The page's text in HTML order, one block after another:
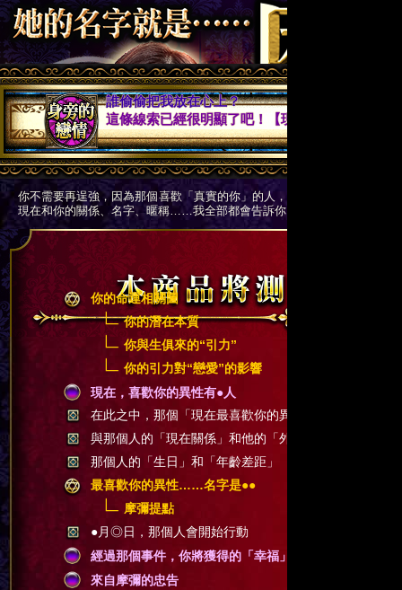
誰偷偷把我放在心上？
這條線索已經很明顯了吧！【現在喜歡你的異性
你不需要再逞強，因為那個喜歡「真實的你」的人，其實一直就在你身邊
現在和你的關係、名字、暱稱……我全部都會告訴你。而你，只需要「察
你的命運相關圖
你的潛在本質
你與生俱來的“引力”
你的引力對“戀愛”的影響
現在，喜歡你的異性有●人
在此之中，那個「現在最喜歡你的異性」眼中你最吸引
與那個人的「現在關係」和他的「外貌特徵」
那個人的「生日」和「年齡差距」
最喜歡你的異性……名字是●●
摩彌提點
●月◎日，那個人會開始行動
經過那個事件，你將獲得的「幸福」
來自摩彌的忠告